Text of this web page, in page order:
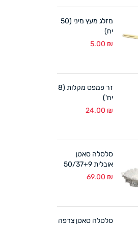
מזלג מעץ מיני (50
יח)
5.00 ₪
זר פמפס מקלות (8
יח')
24.00 ₪
סלסלה סאטן
אובלית 50/37+9
ס"מ לבן
69.00 ₪
סלסלה סאטן צדפה